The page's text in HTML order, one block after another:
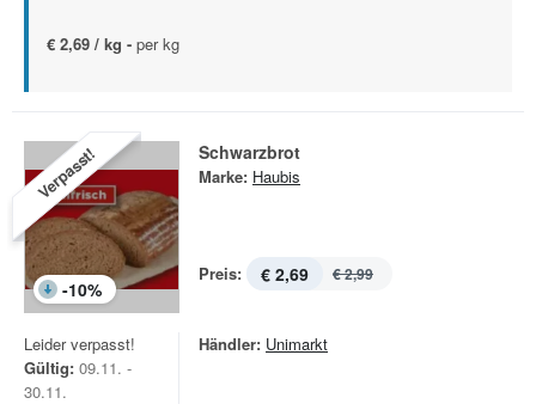
€ 2,69 / kg - per kg
Verpasst!
-10%
Schwarzbrot
Marke: Haubis
Preis: € 2,69 € 2,99
Leider verpasst!
Gültig: 09.11. -
30.11.
Händler: Unimarkt